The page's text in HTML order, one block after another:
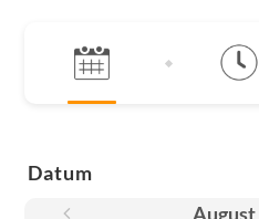
Datum
August